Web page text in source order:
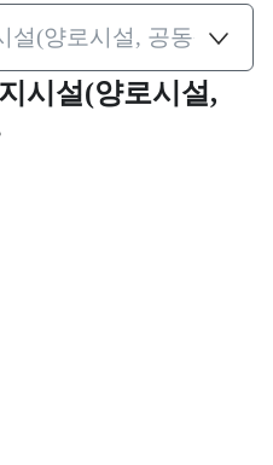
시설(양로시설,